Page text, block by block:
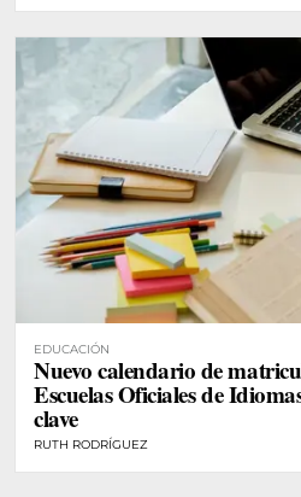
EDUCACIÓN
Nuevo calendario de
Escuelas Oficiales de
clave
RUTH RODRÍGUEZ